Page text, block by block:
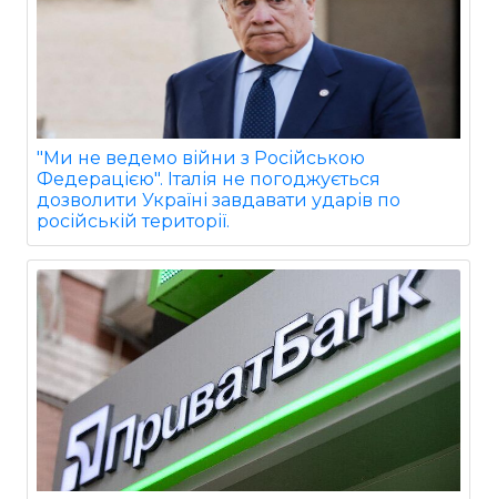
"Ми не ведемо війни з Російською
Федерацією". Італія не погоджується
дозволити Україні завдавати ударів по
російській території.